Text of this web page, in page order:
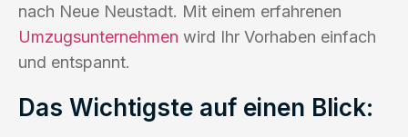
nach Neue Neustadt. Mit einem erfahrenen
Umzugsunternehmen wird Ihr Vorhaben einfach
und entspannt.
Das Wichtigste auf einen Blick: